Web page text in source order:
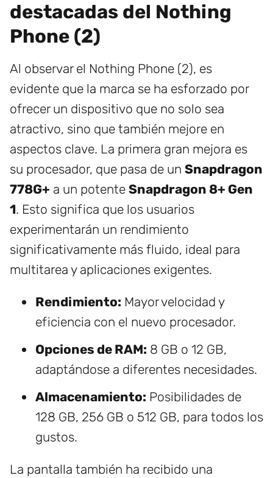
destacadas del Nothing
Phone (2)
Al observar el Nothing Phone (2), es
evidente que la marca se ha esforzado por
ofrecer un dispositivo que no solo sea
atractivo, sino que también mejore en
aspectos clave. La primera gran mejora es
su procesador, que pasa de un Snapdragon
778G+ a un potente Snapdragon 8+ Gen
1. Esto significa que los usuarios
experimentarán un rendimiento
significativamente más fluido, ideal para
multitarea y aplicaciones exigentes.
Rendimiento: Mayor velocidad y
eficiencia con el nuevo procesador.
Opciones de RAM: 8 GB o 12 GB,
adaptándose a diferentes necesidades.
Almacenamiento: Posibilidades de
128 GB, 256 GB o 512 GB, para todos los
gustos.
La pantalla también ha recibido una